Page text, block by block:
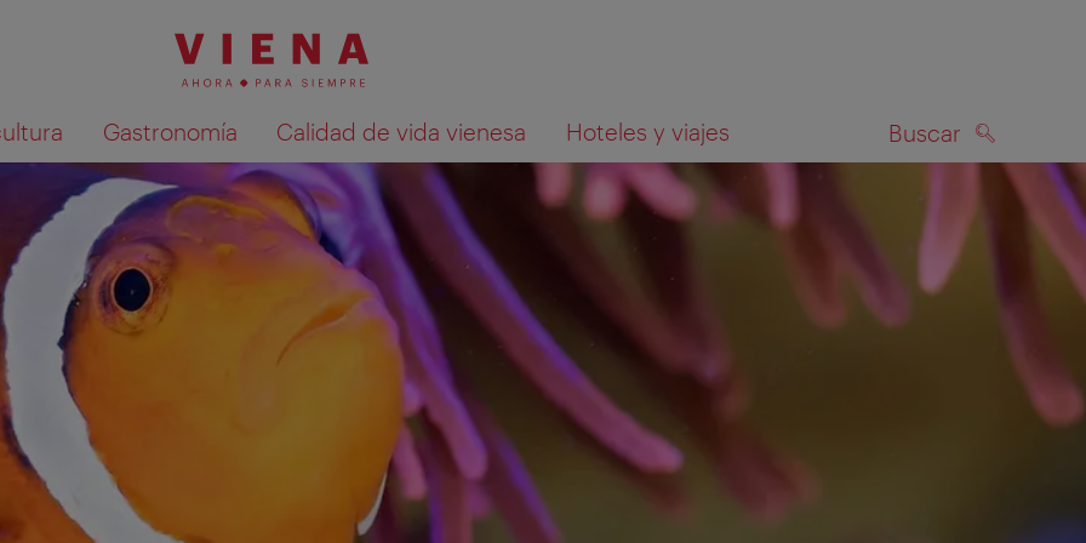
Gastronomía Calidad de vida vienesa Hoteles y viajes Buscar
Mostrar resultados de la búsqueda en el mapa BUSCAR